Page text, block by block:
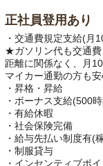
正社員登用あり
・交通費規定支給(月
★ガソリン代も交通
距離に関係なく、月
マイカー通勤の方も安
・昇格・昇給
・ボーナス支給(500
・有給休暇
・社会保険完備
・給与先払い制度有(
・制服貸与
・インセンティブポ